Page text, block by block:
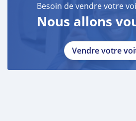
Besoin de vendre votre
Nous allons
Vendre votre